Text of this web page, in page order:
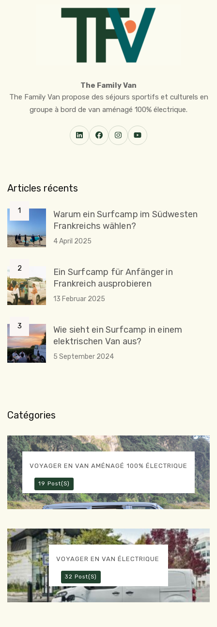
The Family Van
The Family Van propose des séjours sportifs et culturels en
groupe à bord de van aménagé 100% électrique.
Articles récents
Warum ein Surfcamp im Südwesten
Frankreichs wählen?
4 April 2025
Ein Surfcamp für Anfänger in
Frankreich ausprobieren
13 Februar 2025
Wie sieht ein Surfcamp in einem
elektrischen Van aus?
5 September 2024
Catégories
VOYAGER EN VAN AMÉNAGÉ 100% ÉLECTRIQUE
19 Post(s)
VOYAGER EN VAN ÉLECTRIQUE
32 Post(s)